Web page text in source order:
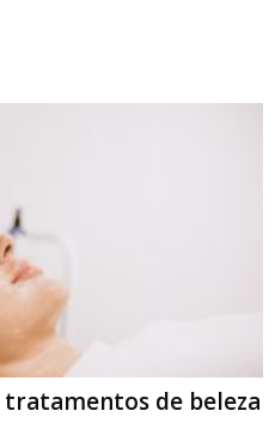
tratamentos de beleza